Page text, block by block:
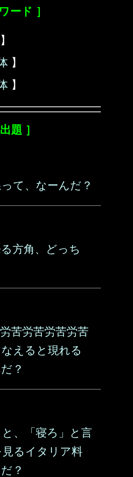
ード ］
】
】
】
題 ］
て、なーんだ？
方角、どっち
苦労苦労苦労苦
えると現れる
？
、「寝ろ」と言
るイタリア料
？